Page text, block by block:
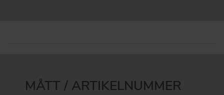
MÅTT / ARTIKELNUMMER